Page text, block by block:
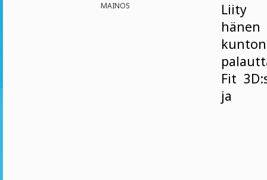
MAINOS
Liity
hänen
Fit
ja